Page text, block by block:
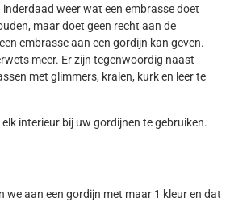
inderdaad weer wat een embrasse doet
maar doet geen recht aan de
embrasse aan een gordijn kan geven.
meer. Er zijn tegenwoordig naast
met glimmers, kralen, kurk en leer te
interieur bij uw gordijnen te gebruiken.
we aan een gordijn met maar 1 kleur en dat